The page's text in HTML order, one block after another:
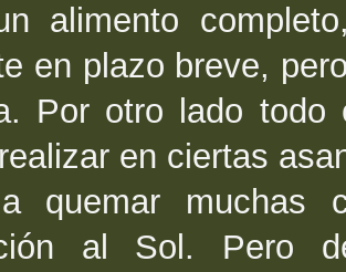
alimento
en plazo breve,
Por otro lado
en ciertas
a quemar muchas
al Sol. Pero